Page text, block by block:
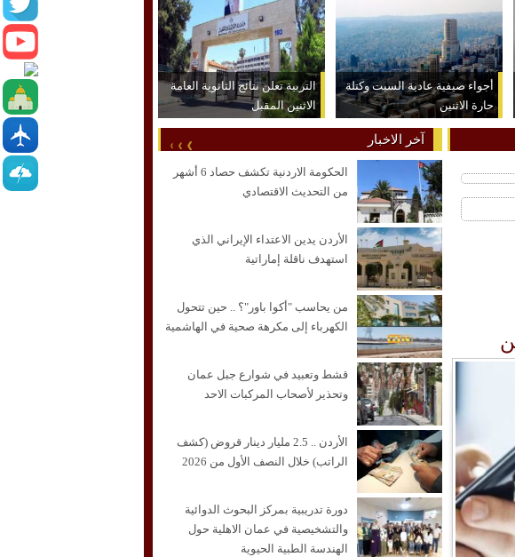
أجواء صيفية عادية السبت وكتلة
حارة الاثنين
التربية تعلن نتائج الثانوية العامة
الاثنين المقبل
آخر الاخبار
الحكومة الاردنية تكشف حصاد 6 أشهر
من التحديث الاقتصادي
الأردن يدين الاعتداء الإيراني الذي
استهدف ناقلة إماراتية
من يحاسب "أكوا باور"؟ .. حين تتحول
الكهرباء إلى مكرهة صحية في الهاشمية
قشط وتعبيد في شوارع جبل عمان
وتحذير لأصحاب المركبات الاحد
الأردن .. 2.5 مليار دينار قروض (كشف
الراتب) خلال النصف الأول من 2026
دورة تدريبية بمركز البحوث الدوائية
والتشخيصية في عمان الاهلية حول
الهندسة الطبية الحيوية